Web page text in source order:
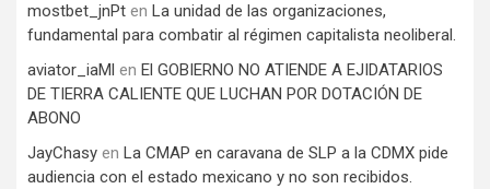
mostbet_jnPt en La unidad de las organizaciones,
fundamental para combatir al régimen capitalista neoliberal.
aviator_iaMl en El GOBIERNO NO ATIENDE A EJIDATARIOS
DE TIERRA CALIENTE QUE LUCHAN POR DOTACIÓN DE
ABONO
JayChasy en La CMAP en caravana de SLP a la CDMX pide
audiencia con el estado mexicano y no son recibidos.